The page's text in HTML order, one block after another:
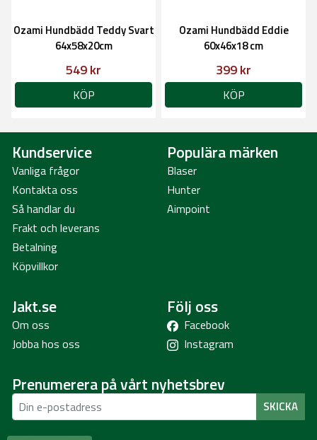
Ozami Hundbädd Teddy Svart
64x58x20cm
549 kr
KÖP
Ozami Hundbädd Eddie
60x46x18 cm
399 kr
KÖP
Kundservice
Vanliga frågor
Kontakta oss
Så handlar du
Frakt och leverans
Betalning
Köpvillkor
Populära märken
Blaser
Hunter
Aimpoint
Jakt.se
Om oss
Jobba hos oss
Följ oss
Facebook
Instagram
Prenumerera på vårt nyhetsbrev
SKICKA